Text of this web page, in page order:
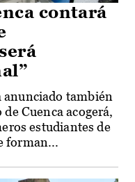
contará
también
Cuenca acogerá,
estudiantes de
forman...